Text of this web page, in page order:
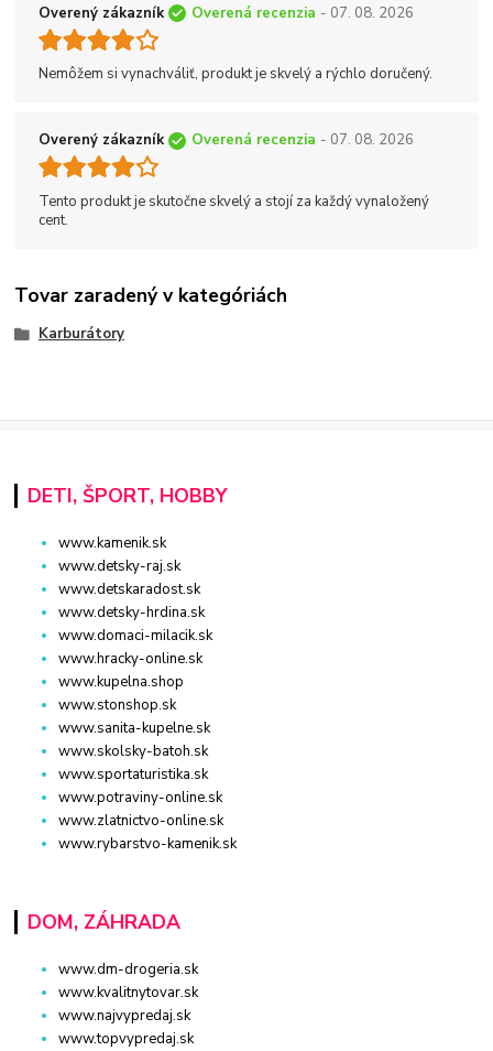
Overený zákazník Overená recenzia - 07. 08. 2026
Nemôžem si vynachváliť, produkt je skvelý a rýchlo doručený.
Overený zákazník Overená recenzia - 07. 08. 2026
Tento produkt je skutočne skvelý a stojí za každý vynaložený
cent.
Tovar zaradený v kategóriách
Karburátory
DETI, ŠPORT, HOBBY
www.kamenik.sk
www.detsky-raj.sk
www.detskaradost.sk
www.detsky-hrdina.sk
www.domaci-milacik.sk
www.hracky-online.sk
www.kupelna.shop
www.stonshop.sk
www.sanita-kupelne.sk
www.skolsky-batoh.sk
www.sportaturistika.sk
www.potraviny-online.sk
www.zlatnictvo-online.sk
www.rybarstvo-kamenik.sk
DOM, ZÁHRADA
www.dm-drogeria.sk
www.kvalitnytovar.sk
www.najvypredaj.sk
www.topvypredaj.sk